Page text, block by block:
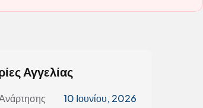
Αγγελίας
10 Ιουνίου, 2026